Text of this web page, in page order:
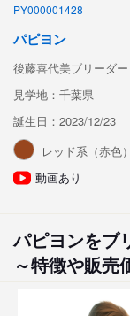
PY000001428
パピヨン
後藤喜代美ブリーダー
見学地：千葉県
誕生日：2023/12/23
レッド系（赤色）
動画あり
パピヨンをブ
～特徴や販売